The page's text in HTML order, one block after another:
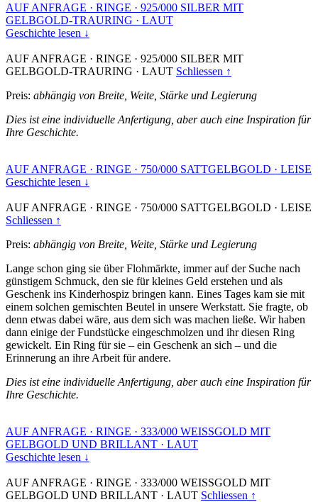
AUF ANFRAGE · RINGE · 925/000 SILBER MIT
GELBGOLD-TRAURING · LAUT
Geschichte lesen ↓
AUF ANFRAGE · RINGE · 925/000 SILBER MIT
GELBGOLD-TRAURING · LAUT Schliessen ↑
Preis: abhängig von Breite, Weite, Stärke und Legierung
Dies ist eine individuelle Anfertigung, aber auch eine Inspiration für
Ihre Geschichte.
AUF ANFRAGE · RINGE · 750/000 SATTGELBGOLD · LEISE
Geschichte lesen ↓
AUF ANFRAGE · RINGE · 750/000 SATTGELBGOLD · LEISE
Schliessen ↑
Preis: abhängig von Breite, Weite, Stärke und Legierung
Lange schon ging sie über Flohmärkte, immer auf der Suche nach
günstigem Schmuck, den sie für kleines Geld erstehen und als
Geschenk ins Kinderhospiz bringen kann. Eines Tages kam sie mit
einem solchen gemischten Beutel in unsere Werkstatt. Sie fragte, ob
denn etwas dabei wäre, aus dem sich was machen ließe. Wir haben
dann einige der Fundstücke eingeschmolzen und ihr diesen Ring
gewickelt. Ein Ring für sie – ein Geschenk an sich – und die
Erinnerung an ihre Arbeit für andere.
Dies ist eine individuelle Anfertigung, aber auch eine Inspiration für
Ihre Geschichte.
AUF ANFRAGE · RINGE · 333/000 WEISSGOLD MIT
GELBGOLD UND BRILLANT · LAUT
Geschichte lesen ↓
AUF ANFRAGE · RINGE · 333/000 WEISSGOLD MIT
GELBGOLD UND BRILLANT · LAUT Schliessen ↑